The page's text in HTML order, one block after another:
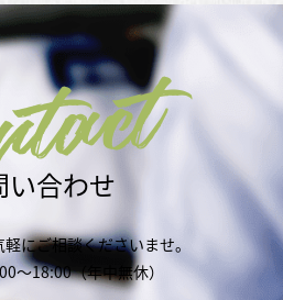
い合わせ
にご相談くださいませ。
～18:00（年中無休）